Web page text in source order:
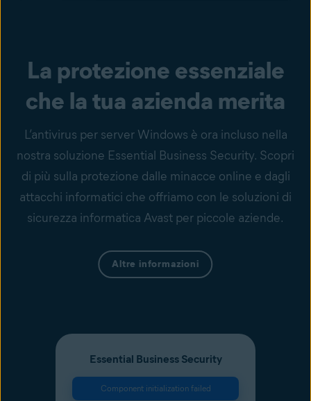
La protezione essenziale
che la tua azienda merita
L’antivirus per server Windows è ora incluso nella
nostra soluzione Essential Business Security. Scopri
di più sulla protezione dalle minacce online e dagli
attacchi informatici che offriamo con le soluzioni di
sicurezza informatica Avast per piccole aziende.
Altre informazioni
Essential Business Security
Component initialization failed